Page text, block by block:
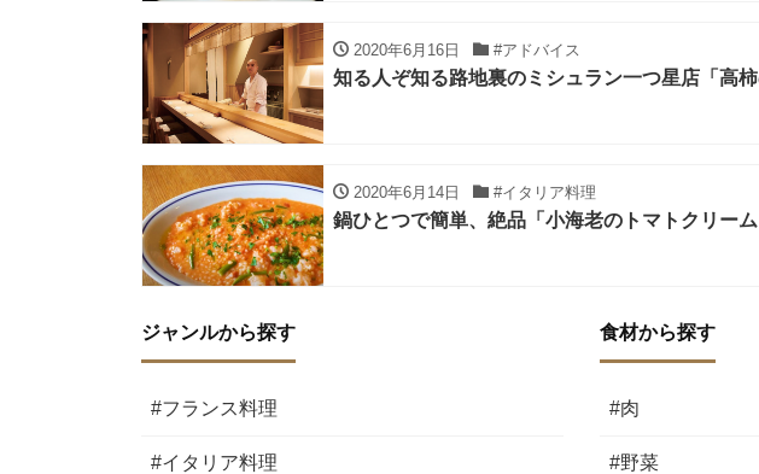
2020年6月16日 #アドバイス
知る人ぞ知る路地裏のミシュラン一つ星店「高柿
2020年6月14日 #イタリア料理
鍋ひとつで簡単、絶品「小海老のトマトクリー
ジャンルから探す
#フランス料理
#イタリア料理
食材から探す
#肉
#野菜